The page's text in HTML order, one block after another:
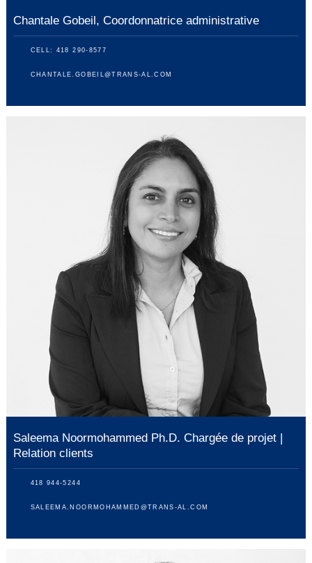
Saleema Noormohammed Ph.D. Chargée de projet |
Relation clients
418 944-5244
SALEEMA.NOORMOHAMMED@TRANS-AL.COM
Chantale Gobeil, Coordonnatrice administrative
CELL: 418 290-8577
CHANTALE.GOBEIL@TRANS-AL.COM